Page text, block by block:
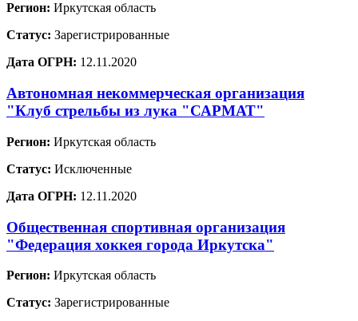
Регион: Иркутская область
Статус: Зарегистрированные
Дата ОГРН: 12.11.2020
Автономная некоммерческая организация
"Клуб стрельбы из лука "САРМАТ"
Регион: Иркутская область
Статус: Исключенные
Дата ОГРН: 12.11.2020
Общественная спортивная организация
"Федерация хоккея города Иркутска"
Регион: Иркутская область
Статус: Зарегистрированные